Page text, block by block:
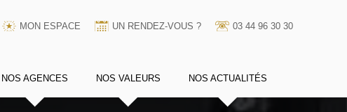
MON ESPACE UN RENDEZ-VOUS ? 03 44 96 30 30
NOS AGENCES NOS VALEURS NOS ACTUALITÉS